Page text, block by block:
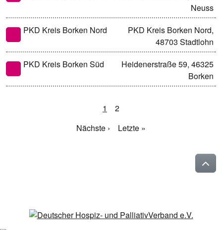
Neuss
PKD Kreis Borken Nord
PKD Kreis Borken Nord,
48703 Stadtlohn
PKD Kreis Borken Süd
Heidenerstraße 59, 46325
Borken
1
2
Nächste ›
Letzte »